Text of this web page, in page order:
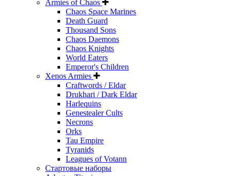
Armies of Chaos
Chaos Space Marines
Death Guard
Thousand Sons
Chaos Daemons
Chaos Knights
World Eaters
Emperor's Children
Xenos Armies
Craftwords / Eldar
Drukhari / Dark Eldar
Harlequins
Genestealer Cults
Necrons
Orks
Tau Empire
Tyranids
Leagues of Votann
Стартовые наборы